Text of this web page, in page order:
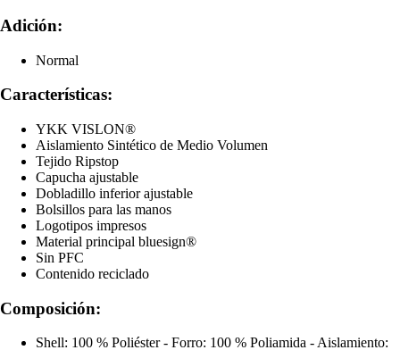
Adición:
Normal
Características:
YKK VISLON®
Aislamiento Sintético de Medio Volumen
Tejido Ripstop
Capucha ajustable
Dobladillo inferior ajustable
Bolsillos para las manos
Logotipos impresos
Material principal bluesign®
Sin PFC
Contenido reciclado
Composición:
Shell: 100 % Poliéster - Forro: 100 % Poliamida - Aislamiento: